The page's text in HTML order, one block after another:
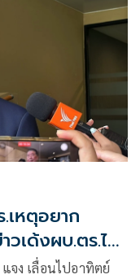
เหตุอยาก
วเด้งผบ.ตร.ไร้
จง เลื่อนไปอาทิตย์